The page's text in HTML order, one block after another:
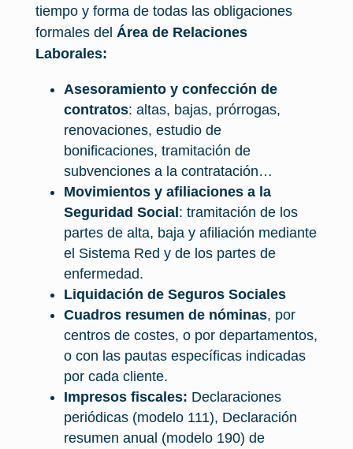
tiempo y forma de todas las obligaciones
formales del Área de Relaciones
Laborales:
Asesoramiento y confección de
contratos: altas, bajas, prórrogas,
renovaciones, estudio de
bonificaciones, tramitación de
subvenciones a la contratación…
Movimientos y afiliaciones a la
Seguridad Social: tramitación de los
partes de alta, baja y afiliación mediante
el Sistema Red y de los partes de
enfermedad.
Liquidación de Seguros Sociales
Cuadros resumen de nóminas, por
centros de costes, o por departamentos,
o con las pautas específicas indicadas
por cada cliente.
Impresos fiscales: Declaraciones
periódicas (modelo 111), Declaración
resumen anual (modelo 190) de